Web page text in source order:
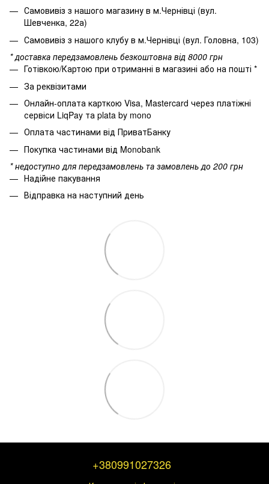
Самовивіз з нашого магазину в м.Чернівці (вул.
Шевченка, 22а)
Самовивіз з нашого клубу в м.Чернівці (вул. Головна, 103)
* доставка передзамовлень безкоштовна від 8000 грн
Готівкою/Картою при отриманні в магазині або на пошті *
За реквізитами
Онлайн-оплата карткою Visa, Mastercard через платіжні
сервіси LiqPay та plata by mono
Оплата частинами від ПриватБанку
Покупка частинами від Monobank
* недоступно для передзамовлень та замовлень до 200 грн
Надійне пакування
Відправка на наступний день
+380991027326